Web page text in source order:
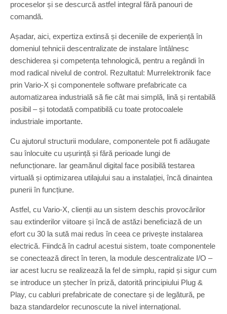
proceselor și se descurcă astfel integral fără panouri de
comandă.
Așadar, aici, expertiza extinsă și deceniile de experiență în
domeniul tehnicii descentralizate de instalare întâlnesc
deschiderea și competența tehnologică, pentru a regândi în
mod radical nivelul de control. Rezultatul: Murrelektronik face
prin Vario-X și componentele software prefabricate ca
automatizarea industrială să fie cât mai simplă, lină și rentabilă
posibil – și totodată compatibilă cu toate protocoalele
industriale importante.
Cu ajutorul structurii modulare, componentele pot fi adăugate
sau înlocuite cu ușurință și fără perioade lungi de
nefuncționare. Iar geamănul digital face posibilă testarea
virtuală și optimizarea utilajului sau a instalației, încă dinaintea
punerii în funcțiune.
Astfel, cu Vario-X, clienții au un sistem deschis provocărilor
sau extinderilor viitoare și încă de astăzi beneficiază de un
efort cu 30 la sută mai redus în ceea ce privește instalarea
electrică. Fiindcă în cadrul acestui sistem, toate componentele
se conectează direct în teren, la module descentralizate I/O –
iar acest lucru se realizează la fel de simplu, rapid și sigur cum
se introduce un ștecher în priză, datorită principiului Plug &
Play, cu cabluri prefabricate de conectare și de legătură, pe
baza standardelor recunoscute la nivel internațional.